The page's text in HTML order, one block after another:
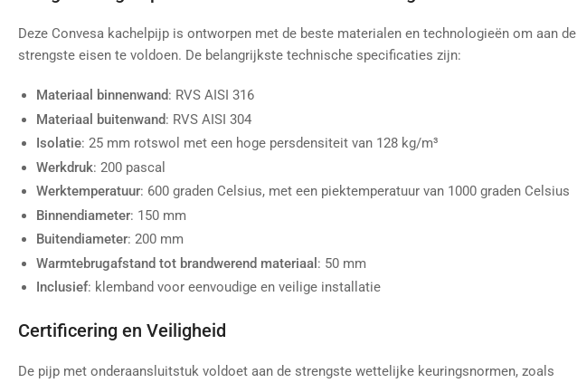
Deze Convesa kachelpijp is ontworpen met de beste materialen en technologieën om aan de
strengste eisen te voldoen. De belangrijkste technische specificaties zijn:
Materiaal binnenwand: RVS AISI 316
Materiaal buitenwand: RVS AISI 304
Isolatie: 25 mm rotswol met een hoge persdensiteit van 128 kg/m³
Werkdruk: 200 pascal
Werktemperatuur: 600 graden Celsius, met een piektemperatuur van 1000 graden Celsius
Binnendiameter: 150 mm
Buitendiameter: 200 mm
Warmtebrugafstand tot brandwerend materiaal : 50 mm
Inclusief: klemband voor eenvoudige en veilige installatie
Certificering en Veiligheid
De pijp met onderaansluitstuk voldoet aan de strengste wettelijke keuringsnormen, zoals